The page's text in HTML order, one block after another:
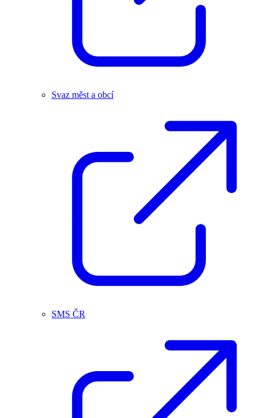
Svaz měst a obcí
SMS ČR